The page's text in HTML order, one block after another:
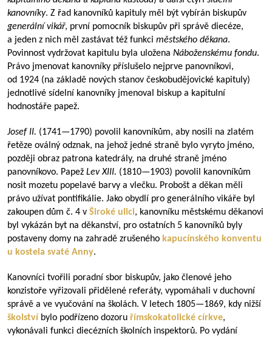
kanovníky. Z řad kanovníků kapituly měl být vybírán biskupův
generální vikář, první pomocník biskupův při správě diecéze,
a jeden z nich měl zastávat též funkci městského děkana.
Povinnost vydržovat kapitulu byla uložena Náboženskému fondu.
Právo jmenovat kanovníky příslušelo nejprve panovníkovi,
od 1924 (na základě nových stanov českobudějovické kapituly)
jednotlivé sídelní kanovníky jmenoval biskup a kapitulní
hodnostáře papež.
Josef II. (1741—1790) povolil kanovníkům, aby nosili na zlatém
řetěze oválný odznak, na jehož jedné straně bylo vyryto jméno,
později obraz patrona katedrály, na druhé straně jméno
panovníkovo. Papež Lev XIII. (1810—1903) povolil kanovníkům
nosit mozetu popelavé barvy a vlečku. Probošt a děkan měli
právo užívat pontifikálie. Jako obydlí pro generálního vikáře byl
zakoupen dům č. 4 v Široké ulici, kanovníku městskému děkanovi
byl vykázán byt na děkanství, pro ostatních 5 kanovníků byly
postaveny domy na zahradě zrušeného kapucínského konventu
u kostela svaté Anny.
Kanovníci tvořili poradní sbor biskupův, jako členové jeho
konzistoře vyřizovali přidělené referáty, vypomáhali v duchovní
správě a ve vyučování na školách. V letech 1805—1869, kdy nižší
školství bylo podřízeno dozoru římskokatolické církve,
vykonávali funkci diecézních školních inspektorů. Po vydání